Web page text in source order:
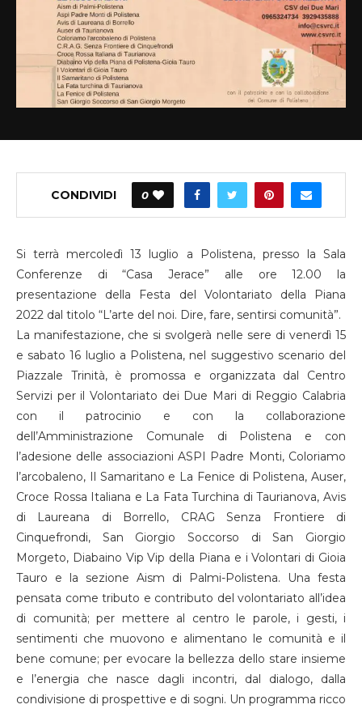
CONDIVIDI 0
Si terrà mercoledì 13 luglio a Polistena, presso la Sala
Conferenze di “Casa Jerace” alle ore 12.00 la
presentazione della Festa del Volontariato della Piana
2022 dal titolo “L’arte del noi. Dire, fare, sentirsi comunità”.
La manifestazione, che si svolgerà nelle sere di venerdì 15
e sabato 16 luglio a Polistena, nel suggestivo scenario del
Piazzale Trinità, è promossa e organizzata dal Centro
Servizi per il Volontariato dei Due Mari di Reggio Calabria
con il patrocinio e con la collaborazione
dell’Amministrazione Comunale di Polistena e con
l’adesione delle associazioni ASPI Padre Monti, Coloriamo
l’arcobaleno, Il Samaritano e La Fenice di Polistena, Auser,
Croce Rossa Italiana e La Fata Turchina di Taurianova, Avis
di Laureana di Borrello, CRAG Senza Frontiere di
Cinquefrondi, San Giorgio Soccorso di San Giorgio
Morgeto, Diabaino Vip Vip della Piana e i Volontari di Gioia
Tauro e la sezione Aism di Palmi-Polistena. Una festa
pensata come tributo e contributo del volontariato all’idea
di comunità; per mettere al centro le parole, i gesti, i
sentimenti che muovono e alimentano le comunità e il
bene comune; per evocare la bellezza dello stare insieme
e l’energia che nasce dagli incontri, dal dialogo, dalla
condivisione di prospettive e di sogni. Un programma ricco